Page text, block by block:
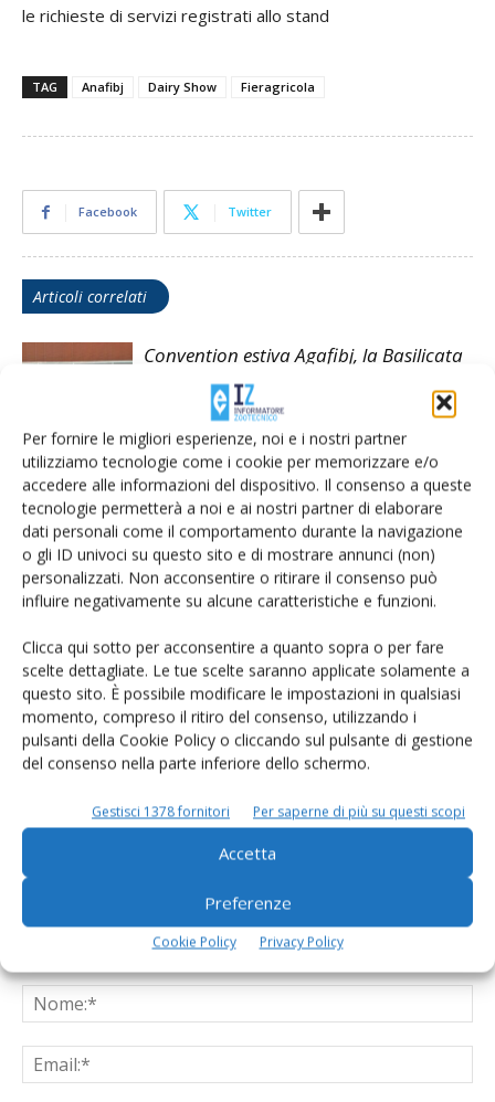
Per fornire le migliori esperienze, noi e i nostri partner
utilizziamo tecnologie come i cookie per memorizzare e/o
accedere alle informazioni del dispositivo. Il consenso a queste
tecnologie permetterà a noi e ai nostri partner di elaborare
dati personali come il comportamento durante la navigazione
o gli ID univoci su questo sito e di mostrare annunci (non)
personalizzati. Non acconsentire o ritirare il consenso può
influire negativamente su alcune caratteristiche e funzioni.
Clicca qui sotto per acconsentire a quanto sopra o per fare
scelte dettagliate. Le tue scelte saranno applicate solamente a
questo sito. È possibile modificare le impostazioni in qualsiasi
momento, compreso il ritiro del consenso, utilizzando i
pulsanti della Cookie Policy o cliccando sul pulsante di gestione
del consenso nella parte inferiore dello schermo.
Gestisci 1378 fornitori Per saperne di più su questi scopi
Accetta
Preferenze
Cookie Policy Privacy Policy
le richieste di servizi registrati allo stand
TAG Anafibj Dairy Show Fieragricola
Facebook Twitter
Articoli correlati
Convention estiva Agafibj, la Basilicata
al centro della formazione dei giovani
allevatori
Assemblea Anafibj, Fortunato Trezzi
presidente per il triennio 2026-2029
Influenza aviaria, Veneto prima regione
italiana a vaccinarsi contro il virus
LASCIA UN COMMENTO